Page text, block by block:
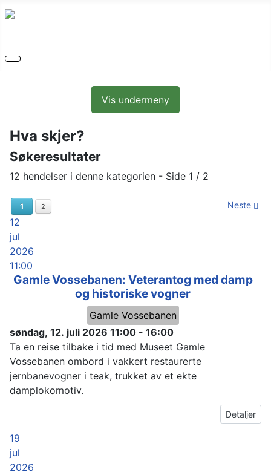
Vis undermeny
Hva skjer?
Søkeresultater
12 hendelser i denne kategorien - Side 1 / 2
1 2 Neste
12
jul
2026
11:00
Gamle Vossebanen: Veterantog med damp
og historiske vogner
Gamle Vossebanen
søndag, 12. juli 2026 11:00 - 16:00
Ta en reise tilbake i tid med Museet Gamle
Vossebanen ombord i vakkert restaurerte
jernbanevogner i teak, trukket av et ekte
damplokomotiv.
Detaljer
19
jul
2026